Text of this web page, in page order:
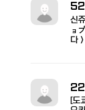
신
ョ
다
[도